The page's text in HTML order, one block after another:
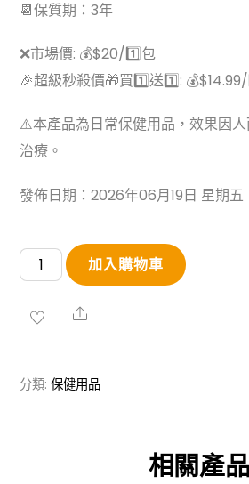
📆保質期：3年
❌市場價: 💰$20/1️⃣包
🎉超級秒殺價🎁買1️⃣送1️⃣:
⚠️本產品為日常保健用品，效果因
治療。
發佈日期：2026年06月19日 星期五
【買
1
送
石
加入購物車
Share
分類:保健用品
相關產品